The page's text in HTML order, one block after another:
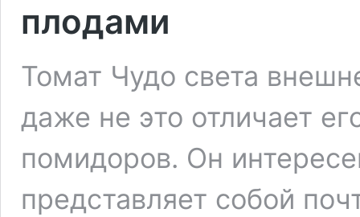
плодами
Томат Чудо света
даже не это отличает
помидоров. Он
представляет собой